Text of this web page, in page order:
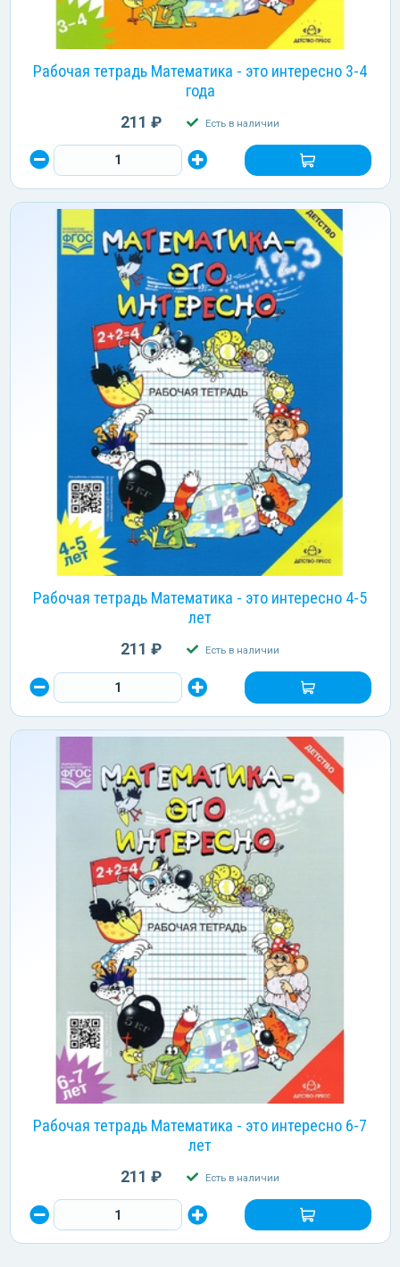
Рабочая тетрадь Математика - это интересно 3-4
года
211 ₽ Есть в наличии
Рабочая тетрадь Математика - это интересно 4-5
лет
211 ₽ Есть в наличии
Рабочая тетрадь Математика - это интересно 6-7
лет
211 ₽ Есть в наличии